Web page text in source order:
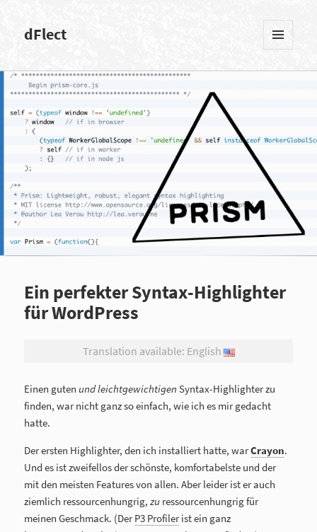
dFlect
Ein perfekter Syntax-Highlighter
für WordPress
Translation available: English
Einen gutenund leichtgewichtigen Syntax-Highlighter zu
finden, war nicht ganz so einfach, wie ich es mir gedacht
hatte.
Der ersten Highlighter, den ich installiert hatte, warCrayon.
Und es ist zweifellos der schönste, komfortabelste und der
mit den meisten Features von allen. Aber leider ist er auch
ziemlich ressourcenhungrig,zu ressourcenhungrig für
meinen Geschmack. (DerP3 Profilerist ein ganz